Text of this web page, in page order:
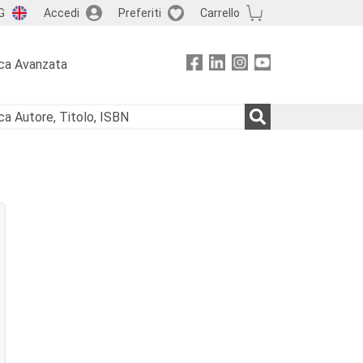
Accedi Preferiti Carrello
Avanzata